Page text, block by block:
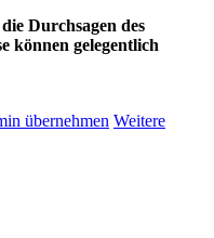
Durchsagen des
können gelegentlich
übernehmen Weitere